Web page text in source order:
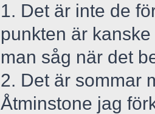
1. Det är inte de
punkten är
man såg när det
2. Det är sommar
Åtminstone jag